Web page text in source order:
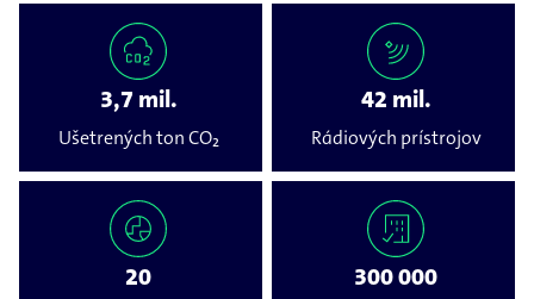
3,7 mil.
Ušetrených ton CO₂
42 mil.
Rádiových prístrojov
20 300 000